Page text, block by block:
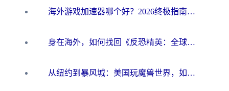
海外游戏加速器哪个好？2026终极指南帮你畅玩国服+解决卡顿难题
身在海外，如何找回《反恐精英：全球攻势》国服的丝滑手感？一份给你的终极指南
从纽约到暴风城：美国玩魔兽世界，如何找到你的最佳网络航线